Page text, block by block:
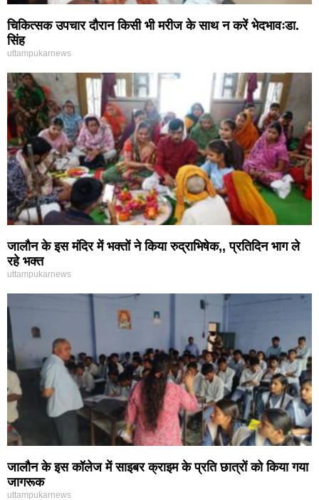
चिकित्सक उपचार दौरान किसी भी मरीज के साथ न करें भेदभावःडा.
सिंह
uttampukarnews
जालौन के इस मंदिर में भक्तों ने किया रुद्राभिषेक,, प्रतिदिन भाग ले
रहे भक्त
uttampukarnews
जालौन के इस कॉलेज में साइबर क्राइम के प्रति छात्रों को किया गया
जागरूक
uttampukarnews